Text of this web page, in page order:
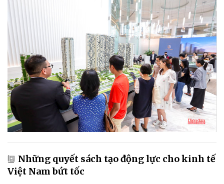
Những quyết sách tạo động lực cho kinh tế
Việt Nam bứt tốc